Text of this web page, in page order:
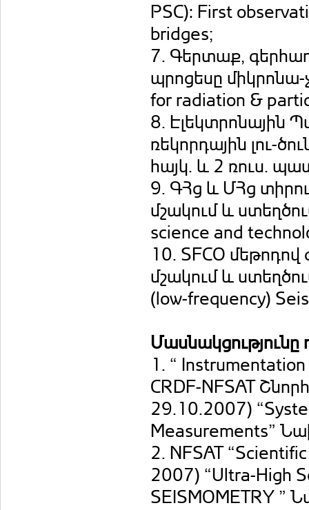
PSC): First
bridges;
7. Գերտաք,
պրոցեսը
for radiation &
8. Էլեկտրոնային
ռեկորդային լու-
հայկ. և 2 ռուս.
9. ԳՀց և ՄՀց
մշակում և
science and
10. SFCO
մշակում և
(low-frequency)
Մասնակցությունը
1. “
CRDF-NFSAT
29.10.2007)
Measurements”
2. NFSAT
2007) “Ultra-High
SEISMOMETRY